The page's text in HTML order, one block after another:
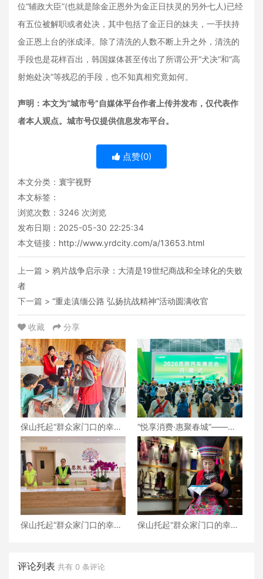
位“辅政大臣”(也就是除金正恩外为金正日扶灵的另外七人)已经
有五位被解职或者处决，其中包括了金正日的妹夫，一手扶持
金正恩上台的张成泽。除了清洗的人数不断上升之外，清洗的
手段也是花样百出，韩国媒体甚至传出了所谓公开“犬决”和“高
射炮处决”等残忍的手段，也不知真相究竟如何。
声明：本文为“城市号”自媒体平台作者上传并发布，仅代表作
者本人观点。城市号仅提供信息发布平台。
点赞(0)
本文分类： 寰宇视野
本文标签：
浏览次数： 3246 次浏览
发布日期：2025-05-30 22:25:34
本文链接： http://www.yrdcity.com/a/13653.html
上一篇 > 鸦片战争启示录：大清是19世纪商战和全球化的失败
者
下一篇 > “重走滇缅公路 弘扬抗战精神”活动圆满收官
收藏 分享
保山托起“群众家门口的幸
福”（6）‖腾冲猴桥镇：家门
口的“火塘会”，激活边疆治
理“神经末梢”
“悦享消费·惠聚春城”——
2026昆明汽车博览会盛大开
幕
保山托起“群众家门口的幸
保山托起“群众家门口的幸
评论列表 共有 0 条评论